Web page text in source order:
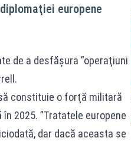
europene
de a desfăşura ”operaţiuni
constituie o forţă militară
2025. ”Tratatele europene
dar dacă aceasta se